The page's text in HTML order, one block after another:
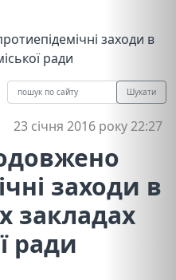
заходи в
ради
Шукати
23 січня 2016 року 22:27
заходи в
закладах
ради